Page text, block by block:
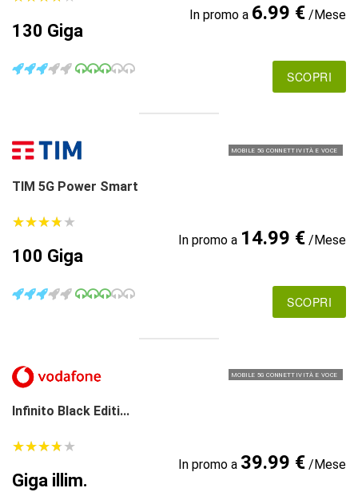
130 Giga
In promo a 6.99 €/Mese
SCOPRI
MOBILE 5G CONNETTIVITÀ E VOCE
TIM 5G Power Smart
★★★★★
★★★★★
100 Giga
In promo a 14.99 €/Mese
SCOPRI
MOBILE 5G CONNETTIVITÀ E VOCE
Infinito Black Editi...
★★★★★
★★★★★
Giga illim.
In promo a 39.99 €/Mese